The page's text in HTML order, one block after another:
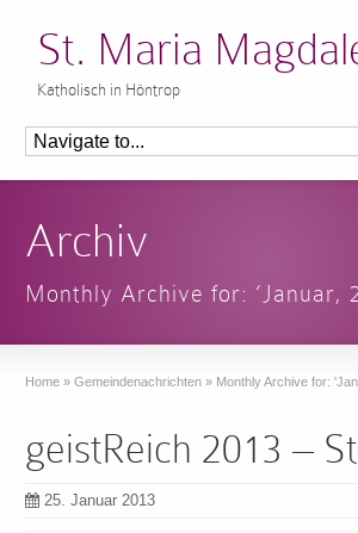
St. Maria
Katholisch in Höntrop
Archiv
Monthly Archive for: ‘Januar,
Home » Gemeindenachrichten » Monthly Archive for:
geistReich 2013 –
25. Januar 2013